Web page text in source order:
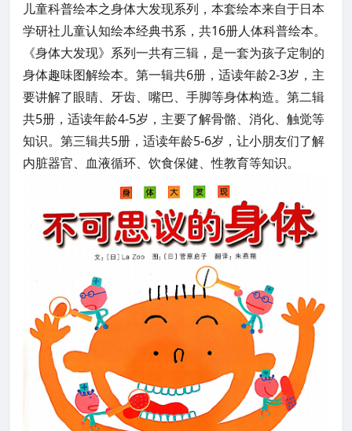
儿童科普绘本之身体大发现系列，本套绘本来自于日本
学研社儿童认知绘本经典书系，共16册人体科普绘本。
《身体大发现》系列一共有三辑，是一套为孩子定制的
身体趣味图解绘本。 第一辑共6册，适读年龄2-3岁，主
要讲解了眼睛、牙齿、嘴巴、手脚等身体构造。 第二辑
共5册，适读年龄4-5岁，主要了解骨骼、消化、触觉等
知识。 第三辑共5册，适读年龄5-6岁，让小朋友们了解
内脏器官、血液循环、饮食保健、性教育等知识。